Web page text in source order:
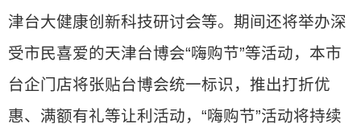
津台大健康创新科技研讨会等。期间还将举办深
受市民喜爱的天津台博会“嗨购节”等活动，本市
台企门店将张贴台博会统一标识，推出打折优
惠、满额有礼等让利活动，“嗨购节”活动将持续